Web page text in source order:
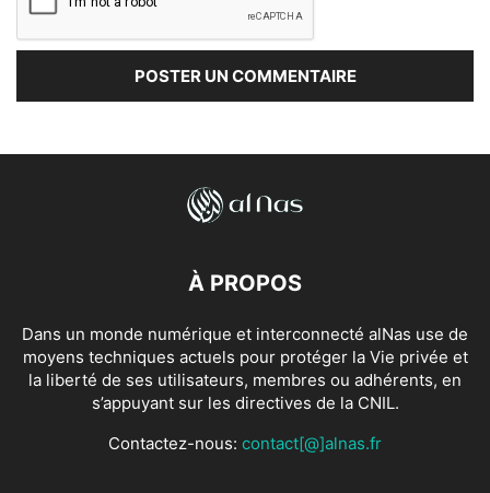
À PROPOS
Dans un monde numérique et interconnecté alNas use de
moyens techniques actuels pour protéger la Vie privée et
la liberté de ses utilisateurs, membres ou adhérents, en
s’appuyant sur les directives de la CNIL.
Contactez-nous: contact[@]alnas.fr